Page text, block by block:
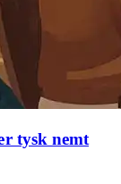
tysk nemt